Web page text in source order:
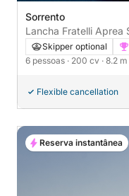
Sorrento
Skipper optional
6 pessoas · 200 cv · 8.2 m
Flexible cancellation
Reserva instantânea